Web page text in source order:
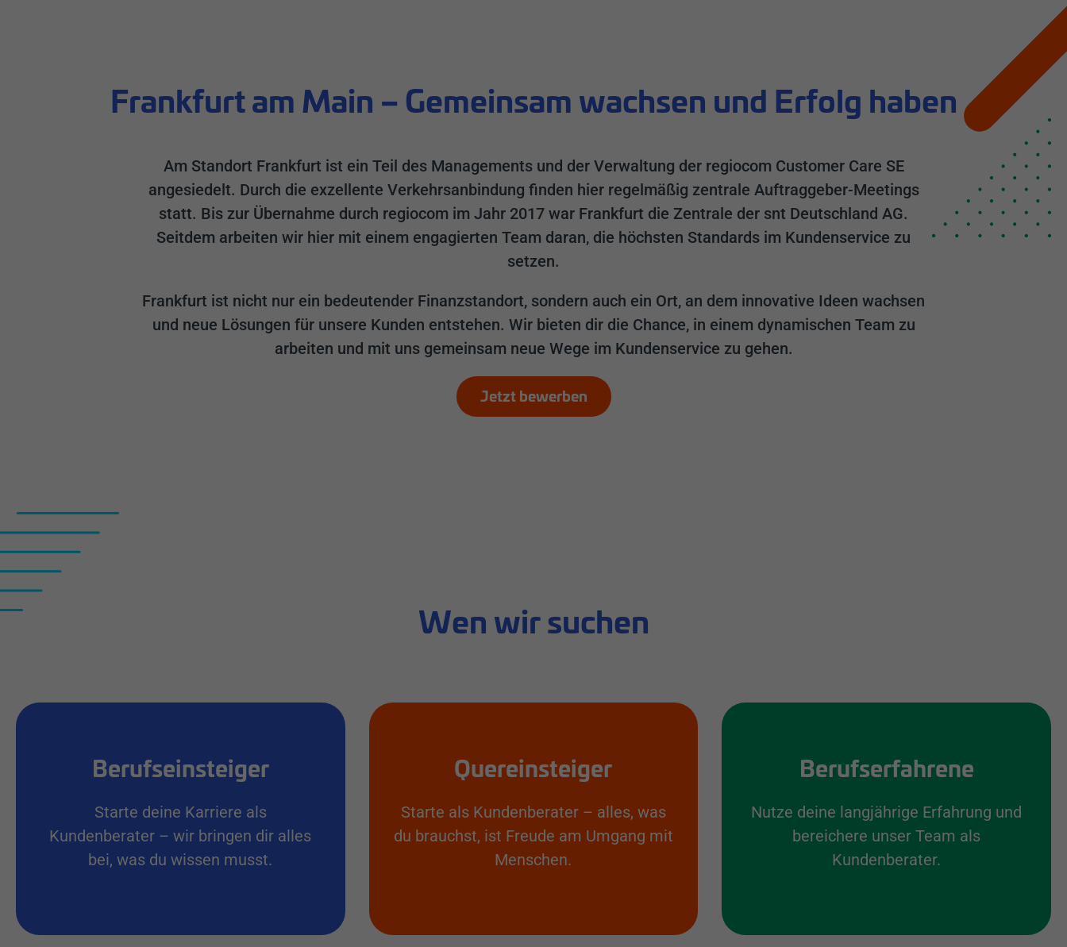
Frankfurt am Main – Gemeinsam wachsen und Erfolg haben
Am Standort Frankfurt ist ein Teil des Managements und der Verwaltung der regiocom Customer Care SE
angesiedelt. Durch die exzellente Verkehrsanbindung finden hier regelmäßig zentrale Auftraggeber-Meetings
statt. Bis zur Übernahme durch regiocom im Jahr 2017 war Frankfurt die Zentrale der snt Deutschland AG.
Seitdem arbeiten wir hier mit einem engagierten Team daran, die höchsten Standards im Kundenservice zu
setzen.
Frankfurt ist nicht nur ein bedeutender Finanzstandort, sondern auch ein Ort, an dem innovative Ideen wachsen
und neue Lösungen für unsere Kunden entstehen. Wir bieten dir die Chance, in einem dynamischen Team zu
arbeiten und mit uns gemeinsam neue Wege im Kundenservice zu gehen.
Jetzt bewerben
Wen wir suchen
Berufseinsteiger
Starte deine Karriere als
Kundenberater – wir bringen dir alles
bei, was du wissen musst.
Quereinsteiger
Starte als Kundenberater – alles, was
du brauchst, ist Freude am Umgang mit
Menschen.
Berufserfahrene
Nutze deine langjährige Erfahrung und
bereichere unser Team als
Kundenberater.